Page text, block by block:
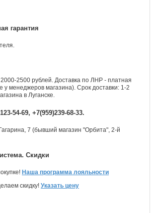
гарантия
2000-2500 рублей. Доставка по ЛНР - платная
у менеджеров магазина). Срок доставки: 1-2
в Луганске.
54-69, +7(959)239-68-33.
Гагарина, 7 (бывший магазин "Орбита", 2-й
Скидки
Наша программа лояльности
скидку! Указать цену